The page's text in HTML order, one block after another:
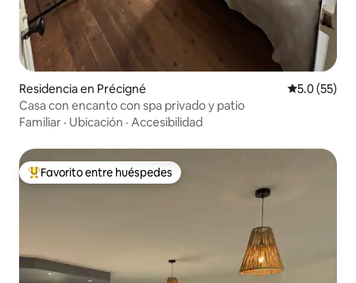
Residencia en Précigné Calificación
5.0 (55)
Casa con encanto con spa privado y patio
Familiar · Ubicación · Accesibilidad
De los mejores en Favorito entre huéspedes
Favorito entre huéspedes